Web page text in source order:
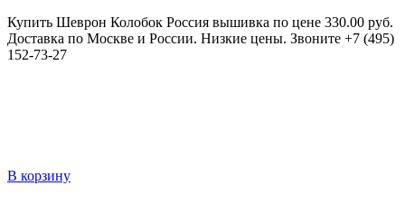
Купить Шеврон Колобок Россия вышивка по цене 330.00 руб.
Доставка по Москве и России. Низкие цены. Звоните +7 (495)
152-73-27
В корзину